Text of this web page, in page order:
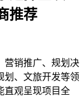
推荐
营销推广、规划决
划、文旅开发等领
直观呈现项目全